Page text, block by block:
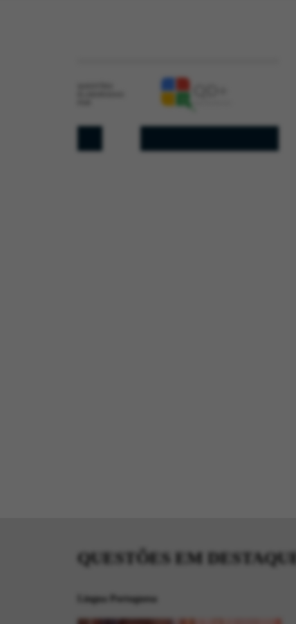
QUESTÕES EM DESTAQUE
Língua Portuguesa